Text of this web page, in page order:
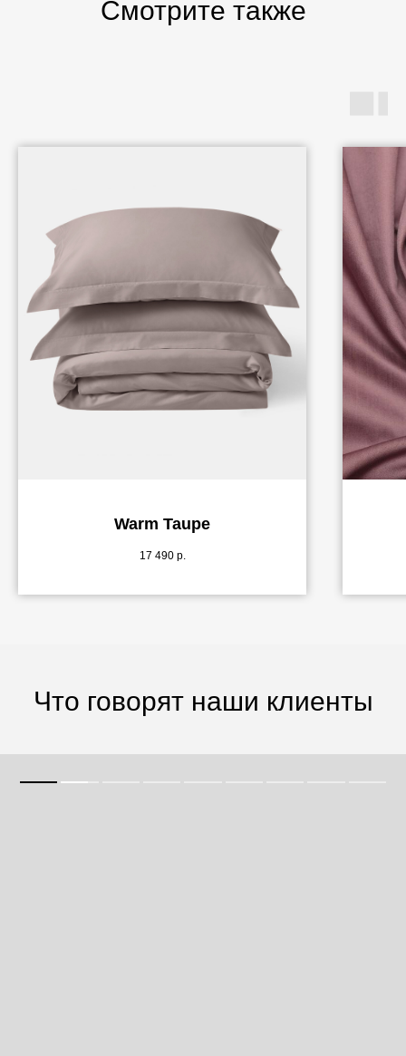
Смотрите также
Warm Taupe
17 490 р.
Что говорят наши клиенты